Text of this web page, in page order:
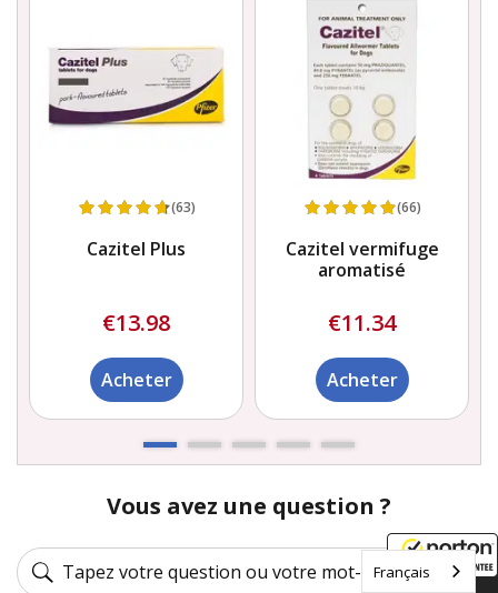
(63)
Cazitel Plus
€13.98
Acheter
(66)
Cazitel vermifuge
aromatisé
€11.34
Acheter
Vous avez une question ?
Français